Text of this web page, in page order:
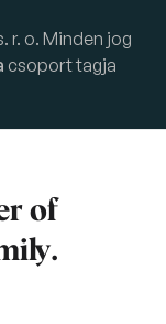
r. o. Minden jog
csoport tagja
of